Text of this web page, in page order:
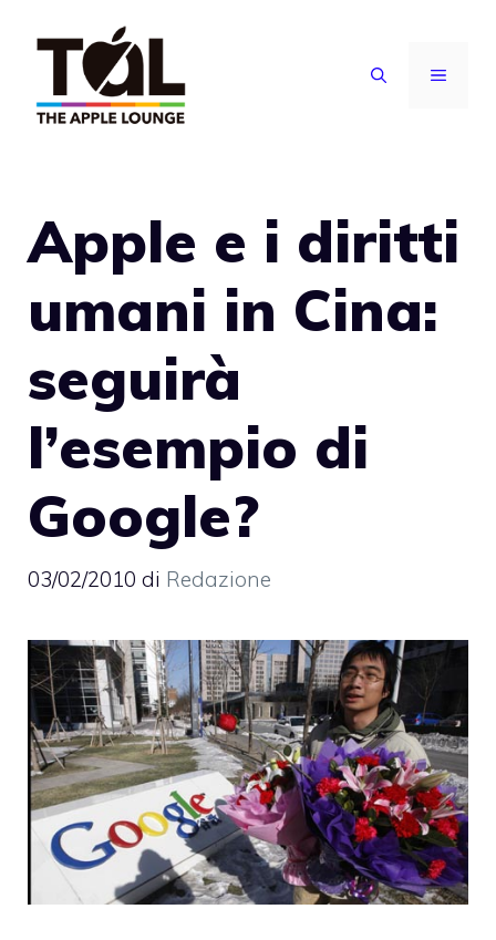
contenuto
MENU
Apple e i diritti
umani in Cina:
seguirà
l’esempio di
Google?
03/02/2010 di Redazione